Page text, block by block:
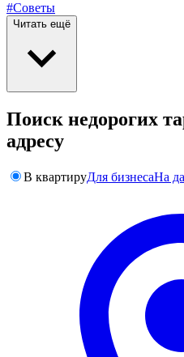
#Советы
Читать ещё
Поиск недорогих
адресу
В квартируДля бизнесаНа